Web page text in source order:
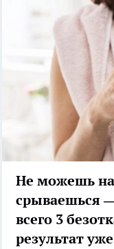
Не можешь
срываешься
всего 3
результат